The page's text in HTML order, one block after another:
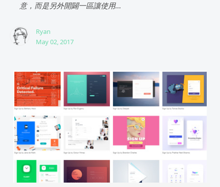
意，而是另外開闢一區讓使用...
Ryan
May 02, 2017